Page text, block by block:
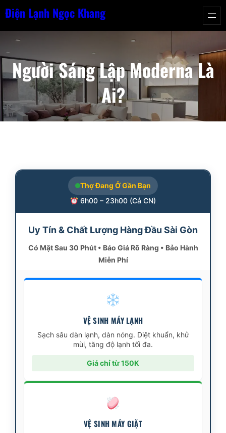
Chuyển
nội
dung
Điện Lạnh Ngọc Khang
Người Sáng Lập Moderna Là
Ai?
Thợ Đang Ở Gần Bạn
6h00 – 23h00 (Cả CN)
Uy Tín & Chất Lượng Hàng Đầu Sài Gòn
Có Mặt Sau 30 Phút • Báo Giá Rõ Ràng • Bảo Hành
Miễn Phí
VỆ SINH MÁY LẠNH
Sạch sâu dàn lạnh, dàn nóng. Diệt khuẩn, khử
mùi, tăng độ lạnh tối đa.
Giá chỉ từ 150K
VỆ SINH MÁY GIẶT